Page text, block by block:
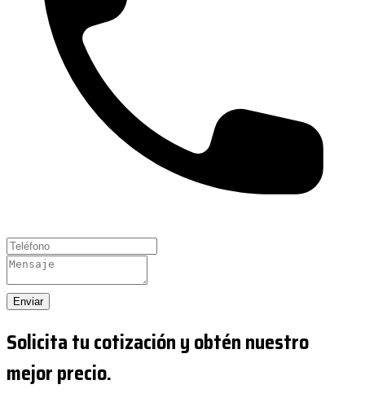
Enviar
Solicita tu cotización y obtén nuestro
mejor precio.